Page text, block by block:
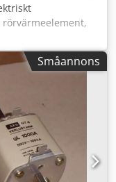
RO/SE
HH/250s -
220-240
Småannons